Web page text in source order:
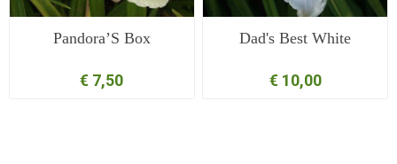
Pandora’S Box
€ 7,50
Dad's Best White
€ 10,00